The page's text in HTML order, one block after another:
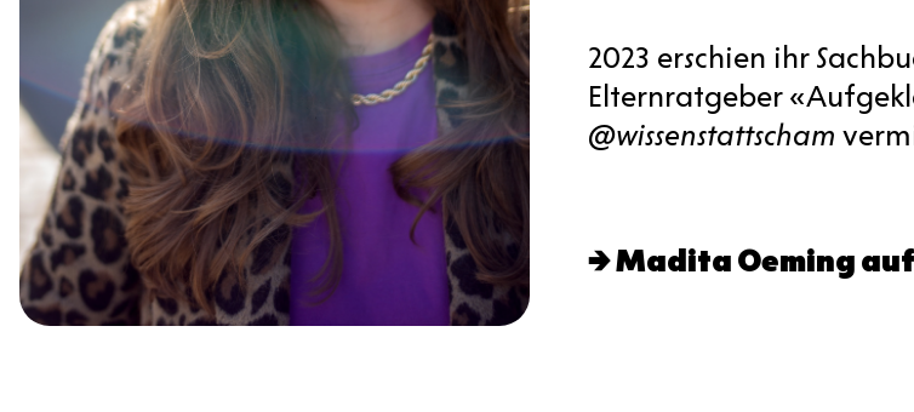
2023 erschien ihr
Elternratgeber
@wissenstattscham
Madita Oeming